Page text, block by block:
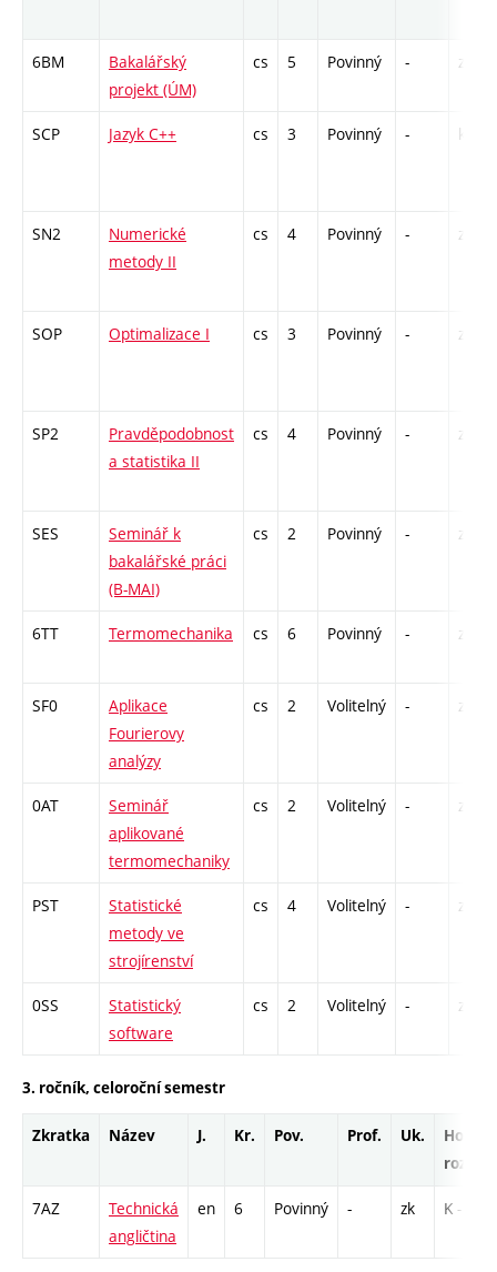
6BM
Bakalářský
projekt (ÚM)
cs 5 Povinný - zá
SCP Jazyk C++ cs 3 Povinný - kl
SN2
Numerické
metody II
cs 4 Povinný - zá,zk
SOP Optimalizace I cs 3 Povinný - zá,zk
SP2
Pravděpodobnost
a statistika II
cs 4 Povinný - zá,zk
SES
Seminář k
bakalářské práci
(B-MAI)
cs 2 Povinný - zá
6TT Termomechanika cs 6 Povinný - zá,zk
SF0
Aplikace
Fourierovy
analýzy
cs 2 Volitelný - zá
0AT
Seminář
aplikované
termomechaniky
cs 2 Volitelný - zá
PST
Statistické
metody ve
strojírenství
cs 4 Volitelný - zá,zk
0SS
Statistický
software
cs 2 Volitelný - zá
3. ročník, celoroční semestr
Zkratka Název J. Kr. Pov. Prof. Uk.
Hod.
rozsah
7AZ
Technická
angličtina
en 6 Povinný - zk K - 1